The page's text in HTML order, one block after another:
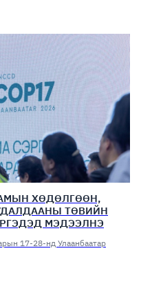
ХӨДӨЛГӨӨН,
ТӨВИЙН
МЭДЭЭЛНЭ
17-28-нд Улаанбаатар